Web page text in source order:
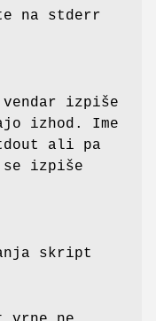
na stderr
izpiše
izhod. Ime
ali pa
izpiše
skript